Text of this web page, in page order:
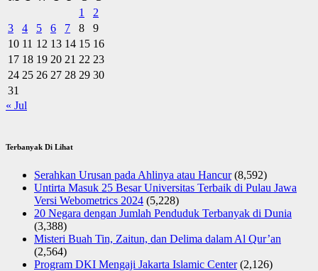
1
2
3
4 5 6 7 8
9
10 11 12 13 14 15 16
17 18 19 20 21 22 23
24 25 26 27 28 29 30
31
« Jul
Terbanyak Di Lihat
Serahkan Urusan pada Ahlinya atau Hancur (8,592)
Untirta Masuk 25 Besar Universitas Terbaik di Pulau Jawa
Versi Webometrics 2024 (5,228)
20 Negara dengan Jumlah Penduduk Terbanyak di Dunia
(3,388)
Misteri Buah Tin, Zaitun, dan Delima dalam Al Qur’an
(2,564)
Program DKI Mengaji Jakarta Islamic Center (2,126)